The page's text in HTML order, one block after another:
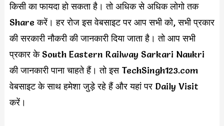
किसी का फायदा हो सकता है। तो अधिक से अधिक लोगो तक
Share करें। हर रोज इस वेबसाइट पर आप सभी को, सभी प्रकार
की सरकारी नौकरी की जानकारी दिया जाता है। तो आप सभी
प्रकार के South Eastern Railway Sarkari Naukri
की जानकारी पाना चाहते हैं। तो इस TechSingh123.com
वेबसाइट के साथ हमेशा जुड़े रहे हैं और यहां पर Daily Visit
करें।